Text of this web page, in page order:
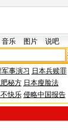
音乐 图片 说吧
事演习 日本兵赎罪
秘方 日本瘦脸法
快乐 侵略中国报告